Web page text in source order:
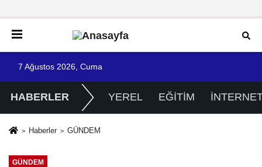
7 Ağustos 2026, Cuma
HABERLER YEREL EĞİTİM
Haberler GÜNDEM
GÜNDEM